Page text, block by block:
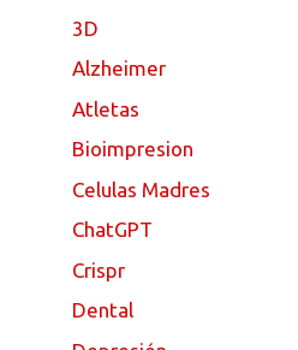
3D
Alzheimer
Atletas
Bioimpresion
Celulas Madres
ChatGPT
Crispr
Dental